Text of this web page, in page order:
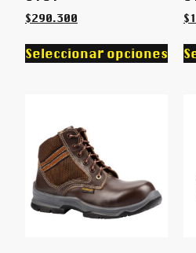
$290.300
Seleccionar opciones
$